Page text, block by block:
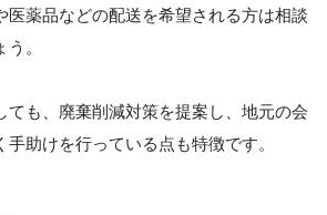
医薬品などの配送を希望される方は相談
。
ても、廃棄削減対策を提案し、地元の会
助けを行っている点も特徴です。